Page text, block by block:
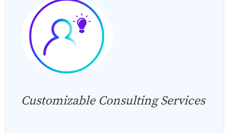
Customizable Consulting Services